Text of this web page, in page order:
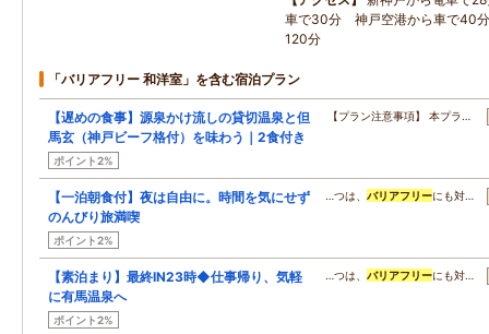
車で30分 神戸空港から車で40
120分
「バリアフリー 和洋室」を含む宿泊プラン
【遅めの食事】源泉かけ流しの貸切温泉と但
馬玄（神戸ビーフ格付）を味わう｜2食付き
ポイント2%
【プラン注意事項】 本プラ…
【一泊朝食付】夜は自由に。時間を気にせず
のんびり旅満喫
ポイント2%
…つは、 バリアフリーにも対…
【素泊まり】最終IN23時◆仕事帰り、気軽
に有馬温泉へ
ポイント2%
…つは、 バリアフリーにも対…